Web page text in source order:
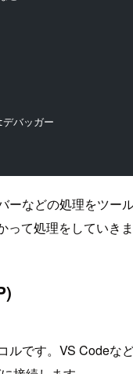
バッガー
などの処理をツール
て処理をしていきま
です。VS Codeな